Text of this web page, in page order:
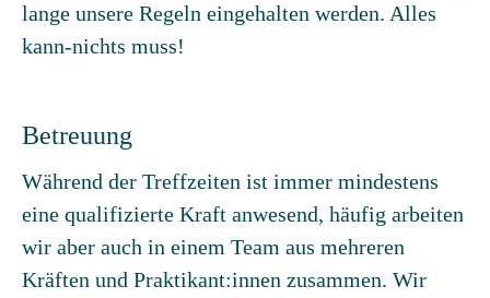
lange unsere Regeln eingehalten werden. Alles
kann-nichts muss!
Betreuung
Während der Treffzeiten ist immer mindestens
eine qualifizierte Kraft anwesend, häufig arbeiten
wir aber auch in einem Team aus mehreren
Kräften und Praktikant:innen zusammen. Wir